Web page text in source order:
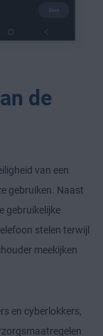
de
van een
gebruiken. Naast
gebruikelijke
stelen terwijl
meekijken
en cyberlokkers,